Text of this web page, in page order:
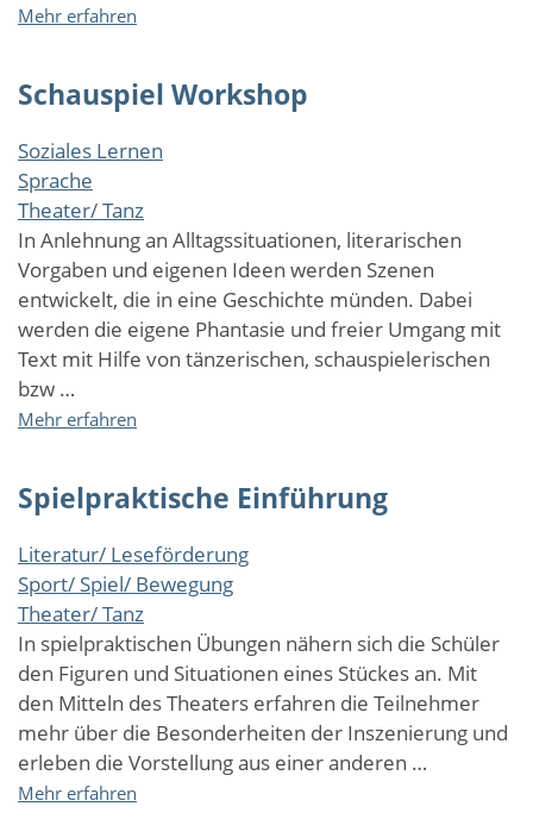
Mehr erfahren
mit
Circus
artArtistica
Schauspiel Workshop
Soziales Lernen
Sprache
Theater/ Tanz
In Anlehnung an Alltagssituationen, literarischen
Vorgaben und eigenen Ideen werden Szenen
entwickelt, die in eine Geschichte münden. Dabei
werden die eigene Phantasie und freier Umgang mit
Text mit Hilfe von tänzerischen, schauspielerischen
bzw …
Mehr erfahren
Spielpraktische Einführung
Literatur/ Leseförderung
Sport/ Spiel/ Bewegung
Theater/ Tanz
In spielpraktischen Übungen nähern sich die Schüler
den Figuren und Situationen eines Stückes an. Mit
den Mitteln des Theaters erfahren die Teilnehmer
mehr über die Besonderheiten der Inszenierung und
erleben die Vorstellung aus einer anderen …
Mehr erfahren